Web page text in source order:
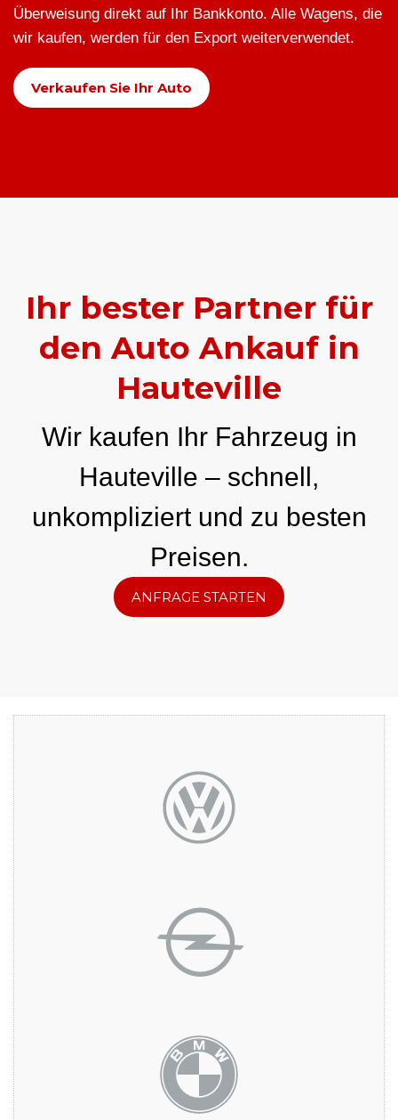
Überweisung direkt auf Ihr Bankkonto. Alle Wagens, die
wir kaufen, werden für den Export weiterverwendet.
Verkaufen Sie Ihr Auto
Ihr bester Partner für
den Auto Ankauf in
Hauteville
Wir kaufen Ihr Fahrzeug in
Hauteville – schnell,
unkompliziert und zu besten
Preisen.
ANFRAGE STARTEN